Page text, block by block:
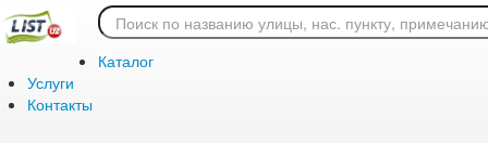
Каталог
Услуги
Контакты
Ошибка 404: страница